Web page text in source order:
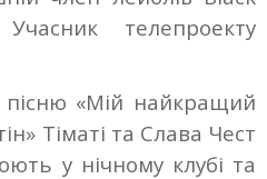
телепроекту
«Мій найкращий
Тіматі та Слава Чест
у нічному клубі та